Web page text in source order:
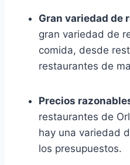
Gran variedad de
gran variedad de
comida, desde
restaurantes de
Precios
restaurantes de
hay una variedad
los presupuestos.